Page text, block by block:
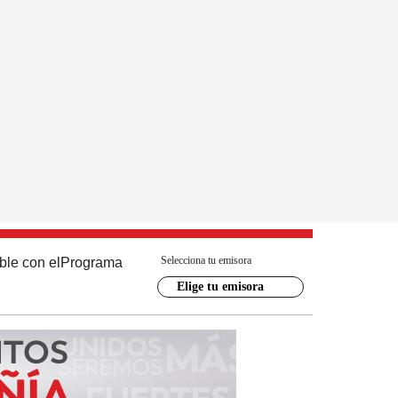
con el Programa Selecciona tu emisora
Elige tu emisora